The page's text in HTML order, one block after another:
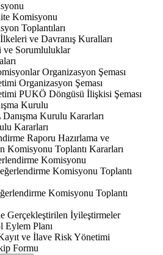
Komisyonu
Toplantıları
ve Davranış Kuralları
ve Sorumluluklar
Organizasyon Şeması
Organizasyon Şeması
PUKÖ Döngüsü İlişkisi Şeması
Kurulu
Danışma Kurulu Kararları
Kararları
Raporu Hazırlama ve
Komisyonu Toplantı Kararları
Komisyonu
Komisyonu Toplantı
Komisyonu Toplantı
Gerçekleştirilen İyileştirmeler
Planı
ve İlave Risk Yönetimi
Formu